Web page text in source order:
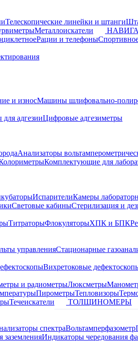
Телескопические линейки и штанги
Металлоискатели
Рации и телефоны
и износМашины шлифовально-
адгезииЦифровые адгезиметры
Анализаторы
Комплектующие для
ИспарителиКамеры
Световые кабиныСтерилизация и
ТитраторыФлокуляторыХПК и БПК
управленияСтационарные
Вихретоковые
и радиометрыЛюксметры
ПирометрыТепловизоры
Течеискатели
ТОЛЩИНОМЕРЫ
спектраВольтамперфазометр
заземленияИндикаторы чередования